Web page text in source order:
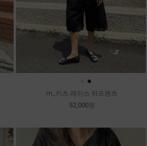
●
m_키츠 레이스 하프팬츠
52,000원